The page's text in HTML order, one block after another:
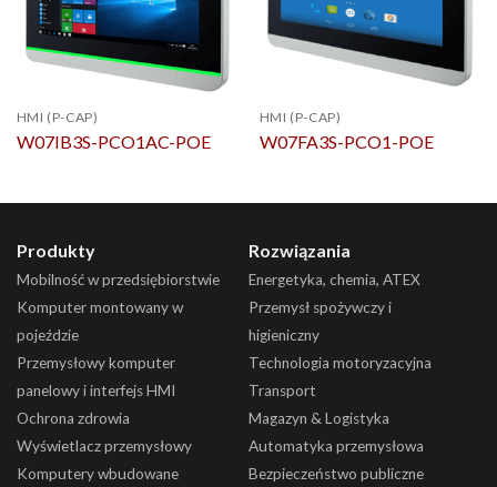
HMI (P-CAP)
W07IB3S-PCO1AC-POE
HMI (P-CAP)
W07FA3S-PCO1-POE
Produkty
Mobilność w przedsiębiorstwie
Komputer montowany w
pojeździe
Przemysłowy komputer
panelowy i interfejs HMI
Ochrona zdrowia
Wyświetlacz przemysłowy
Komputery wbudowane
Rozwiązania
Energetyka, chemia, ATEX
Przemysł spożywczy i
higieniczny
Technologia motoryzacyjna
Transport
Magazyn & Logistyka
Automatyka przemysłowa
Bezpieczeństwo publiczne